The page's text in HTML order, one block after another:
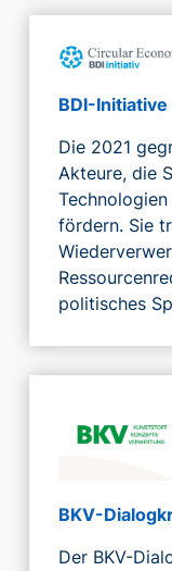
BDI-
Die 2021
Akteure, die
fördern. Sie
politisches
BKV-
Der BKV-